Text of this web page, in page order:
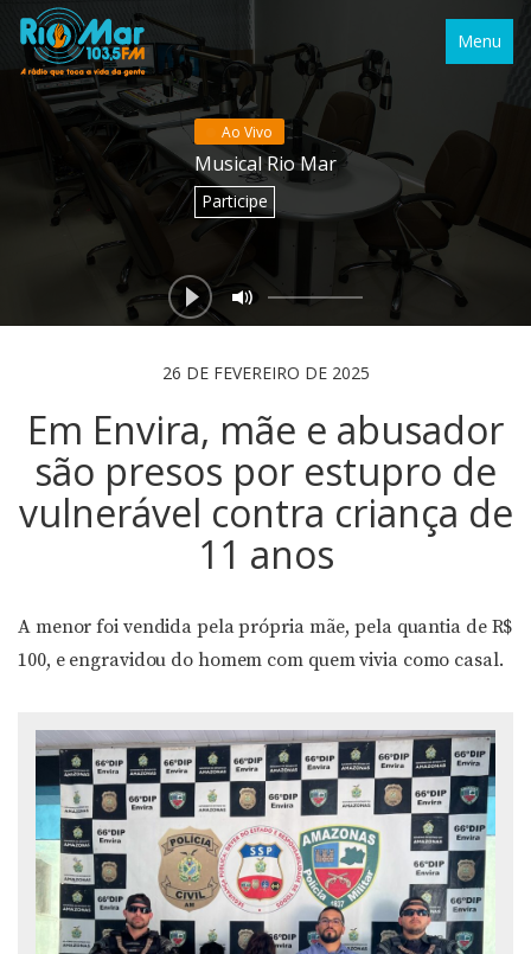
Menu
Ao Vivo
Musical Rio Mar
Participe
26 DE FEVEREIRO DE 2025
Em Envira, mãe e abusador
são presos por estupro de
vulnerável contra criança de
11 anos
A menor foi vendida pela própria mãe, pela quantia de R$
100, e engravidou do homem com quem vivia como casal.